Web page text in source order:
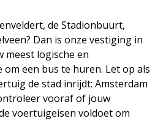
de Stadionbuurt,
Dan is onze vestiging in
meest logische en
een bus te huren. Let op als
de stad inrijdt: Amsterdam
vooraf of jouw
voertuigeisen voldoet om